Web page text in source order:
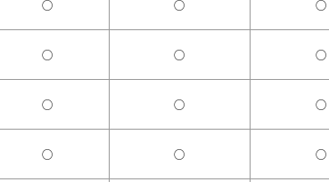
○ ○ ○
○ ○ ○
○ ○ ○
○ ○ ○